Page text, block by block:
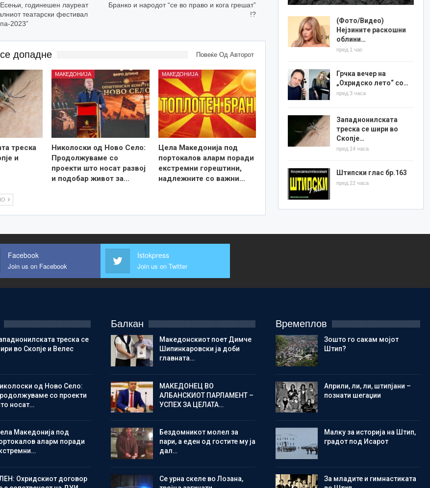
годинешен лауреат
театарски фестивал
2023”
Бранко и народот “се во право и кога грешат”
!?
допадне Повеќе Од Авторот
треска
и
МАКЕДОНИЈА
Николоски од Ново Село:
Продолжуваме со
проекти што носат развој
и подобар живот за…
МАКЕДОНИЈА
Цела Македонија под
портокалов аларм поради
екстремни горештини,
надлежните со важни…
(Фото/Видео)
Нејзините раскошни
облини…
пред 1 час
Грчка вечер на
„Охридско лето“ со…
пред 3 часа
Западнонилската
треска се шири во
Скопје…
пред 14 часа
Штипски глас бр.163
пред 22 часа
Facebook
Join us on Facebook
Istokpress
Join us on Twitter
треска се
во Скопје и Велес
од Ново Село:
со проекти
носат…
Македонија под
аларм поради
Охридскиот договор
Балкан
Македонскиот поет Димче
Шипинкаровски ја доби
главната…
МАКЕДОНЕЦ ВО
АЛБАНСКИОТ ПАРЛАМЕНТ –
УСПЕХ ЗА ЦЕЛАТА…
Бездомникот молел за
пари, а еден од гостите му ја
дал…
Се урна скеле во Лозана,
Времеплов
Зошто го сакам мојот
Штип?
Aприли, ли, ли, штипјани –
познати шегаџии
Малку за историја на Штип,
градот под Исарот
Зa младите и гимнастиката